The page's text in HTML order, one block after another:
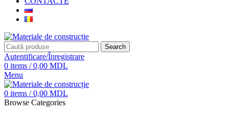
Search
Autentificare/Înregistrare
0 items / 0,00 MDL
Menu
0 items / 0,00 MDL
Browse Categories